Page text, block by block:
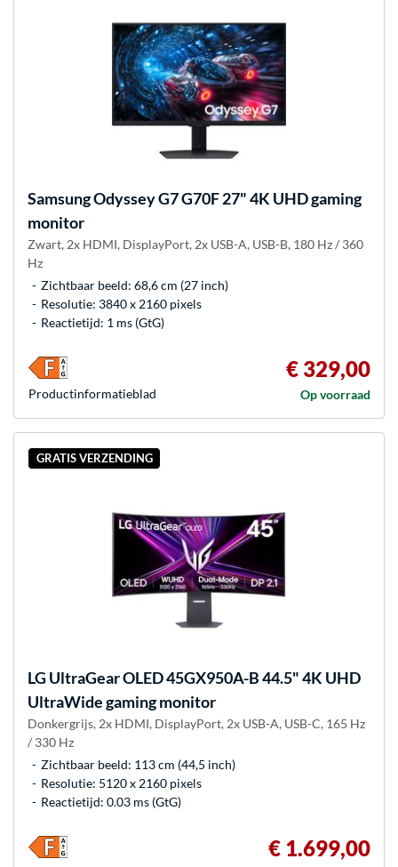
SamsungOdyssey G7 G70F 27" 4K UHD gaming
monitor
Zwart, 2x HDMI, DisplayPort, 2x USB-A, USB-B, 180 Hz / 360
Hz
Zichtbaar beeld: 68,6 cm (27 inch)
Resolutie: 3840 x 2160 pixels
Reactietijd: 1 ms (GtG)
€ 329,00
Op voorraad
Product­informatieblad
GRATIS VERZENDING
LG UltraGear OLED 45GX950A-B 44.5" 4K UHD
UltraWide gaming monitor
Donkergrijs, 2x HDMI, DisplayPort, 2x USB-A, USB-C, 165 Hz
/ 330 Hz
Zichtbaar beeld: 113 cm (44,5 inch)
Resolutie: 5120 x 2160 pixels
Reactietijd: 0.03 ms (GtG)
€ 1.699,00